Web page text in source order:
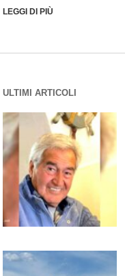
LEGGI DI PIÙ
ULTIMI ARTICOLI